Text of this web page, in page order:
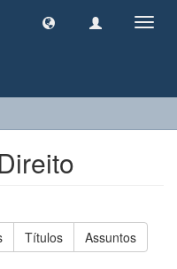
Títulos Assuntos